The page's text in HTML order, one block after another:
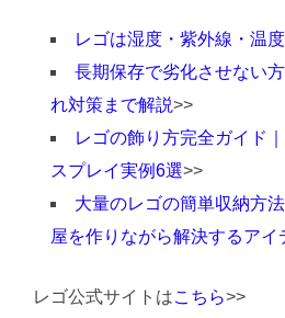
レゴは湿度・紫外線・温
長期保存で劣化させない
れ対策まで解説>>
レゴの飾り方完全ガイド
スプレイ実例6選>>
大量のレゴの簡単収納方
屋を作りながら解決するアイ
レゴ公式サイトはこちら>>